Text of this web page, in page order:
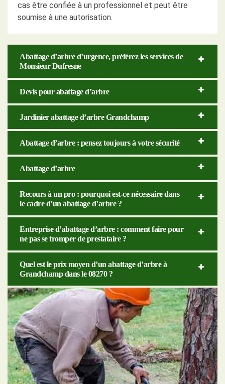
cas être confiée à un professionnel et peut être
soumise à une autorisation.
Abattage d’arbre d’urgence, préférez les services de
Monsieur Dufresne
Devis pour abattage d’arbre
Jardinier abattage d’arbre Grandchamp
Abattage d’arbre : pensez toujours à votre sécurité
Abattage d’arbre
Recours à un pro : pourquoi est-ce nécessaire dans
le cadre d’un abattage d’arbre ?
Entreprise d’abattage d’arbre : comment faire pour
ne pas se tromper de prestataire ?
Quel est le prix moyen d’un abattage d’arbre à
Grandchamp dans le 08270 ?